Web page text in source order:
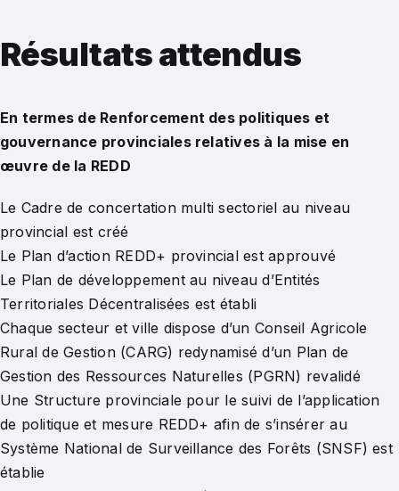
Résultats attendus
En termes de Renforcement des politiques et
gouvernance provinciales relatives à la mise en
œuvre de la REDD
Le Cadre de concertation multi sectoriel au niveau
provincial est créé
Le Plan d’action REDD+ provincial est approuvé
Le Plan de développement au niveau d’Entités
Territoriales Décentralisées est établi
Chaque secteur et ville dispose d’un Conseil Agricole
Rural de Gestion (CARG) redynamisé d’un Plan de
Gestion des Ressources Naturelles (PGRN) revalidé
Une Structure provinciale pour le suivi de l’application
de politique et mesure REDD+ afin de s’insérer au
Système National de Surveillance des Forêts (SNSF) est
établie